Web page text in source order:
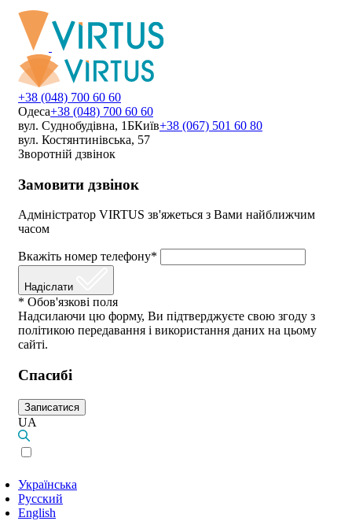
+38 (048) 700 60 60
Одеса+38 (048) 700 60 60
вул. Суднобудівна, 1БКиїв+38 (067) 501 60 80
вул. Костянтинівська, 57
Зворотній дзвінок
Замовити дзвінок
Адміністратор VIRTUS зв'яжеться з Вами найближчим
часом
Вкажіть номер телефону*
Надіслати
* Обов'язкові поля
Надсилаючи цю форму, Ви підтверджуєте свою згоду з
політикою передавання і використання даних на цьому
сайті.
Спасибі
Записатися
UA
Українська
Русский
English